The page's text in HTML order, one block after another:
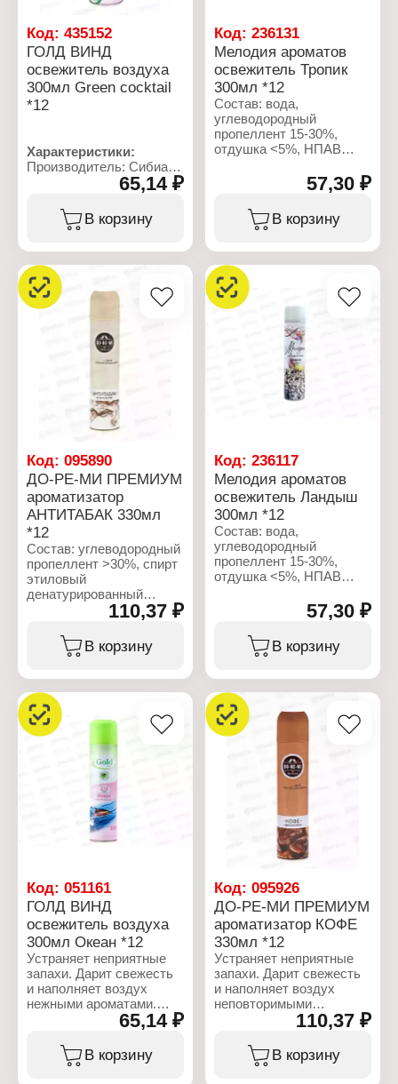
Код: 435152
ГОЛД ВИНД
освежитель воздуха
300мл Green cocktail
*12
Характеристики:
Производитель: Сибиар
Бренд: Gold wind
Тип товара: Освежитель
воздуха
Название: "Green
аэрозоль
Состав: вода,
углеводородный
пропеллент 15-30%,
отдушка <5%, НПАВ
<5%, консерванты
Объем: 300 мл
65,14 ₽
В корзину
Код:236131
Мелодия ароматов
освежитель Тропик
300мл *12
Состав: вода,
углеводородный
пропеллент 15-30%,
отдушка <5%, НПАВ
пропиленгликоль <5%.
Характеристики:
Производитель: Сибиар
ароматов
Тип товара: Освежитель
воздуха
Название: "Тропик"
Форма выпуска:
Объем: 300 мл
57,30 ₽
В корзину
Код: 095890
ДО-РЕ-МИ ПРЕМИУМ
ароматизатор
АНТИТАБАК 330мл
*12
Состав: углеводородный
пропеллент >30%, спирт
этиловый
денатурированный
>30%, пропиленгликоль
5-15%, отдушка >5%,
лимонен, линалоол,
гексилциннамаль,
Характеристики:
Производитель: Сибиар
Бренд: Do-Re-Mi
Серия: Premium
Тип товара: Освежитель
Вариация: Ароматизатор
Название: "Антитабак"
Особенность: сухое
распыление
Форма выпуска:
аэрозоль
Объем: 330 мл
110,37 ₽
В корзину
Код:236117
Мелодия ароматов
освежитель Ландыш
300мл *12
Состав: вода,
углеводородный
пропеллент 15-30%,
отдушка <5%, НПАВ
пропиленгликоль <5%,
гексилциннамаль,
линалоол
Производитель: Сибиар
Бренд: Мелодия
ароматов
Тип товара: Освежитель
Название: "Ландыш"
Форма выпуска:
57,30 ₽
В корзину
Код: 051161
ГОЛД ВИНД
освежитель воздуха
300мл Океан *12
Устраняет неприятные
запахи. Дарит свежесть
и наполняет воздух
нежными ароматами.
Производитель: Сибиар
Бренд: Gold wind
65,14 ₽
В корзину
Код:095926
ДО-РЕ-МИ ПРЕМИУМ
ароматизатор КОФЕ
330мл *12
Устраняет неприятные
запахи. Дарит свежесть
и наполняет воздух
неповторимыми
нежными ароматами.
Характеристики:
Производитель: Сибиар
110,37 ₽
В корзину